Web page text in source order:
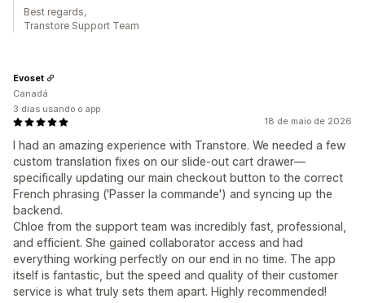
Best regards,
Transtore Support Team
18 de maio de 2026
I had an amazing experience with Transtore. We needed a few
custom translation fixes on our slide-out cart drawer—
specifically updating our main checkout button to the correct
French phrasing ('Passer la commande') and syncing up the
backend.
Chloe from the support team was incredibly fast, professional,
and efficient. She gained collaborator access and had
everything working perfectly on our end in no time. The app
itself is fantastic, but the speed and quality of their customer
service is what truly sets them apart. Highly recommended!
Evoset
Canadá
3 dias usando o app